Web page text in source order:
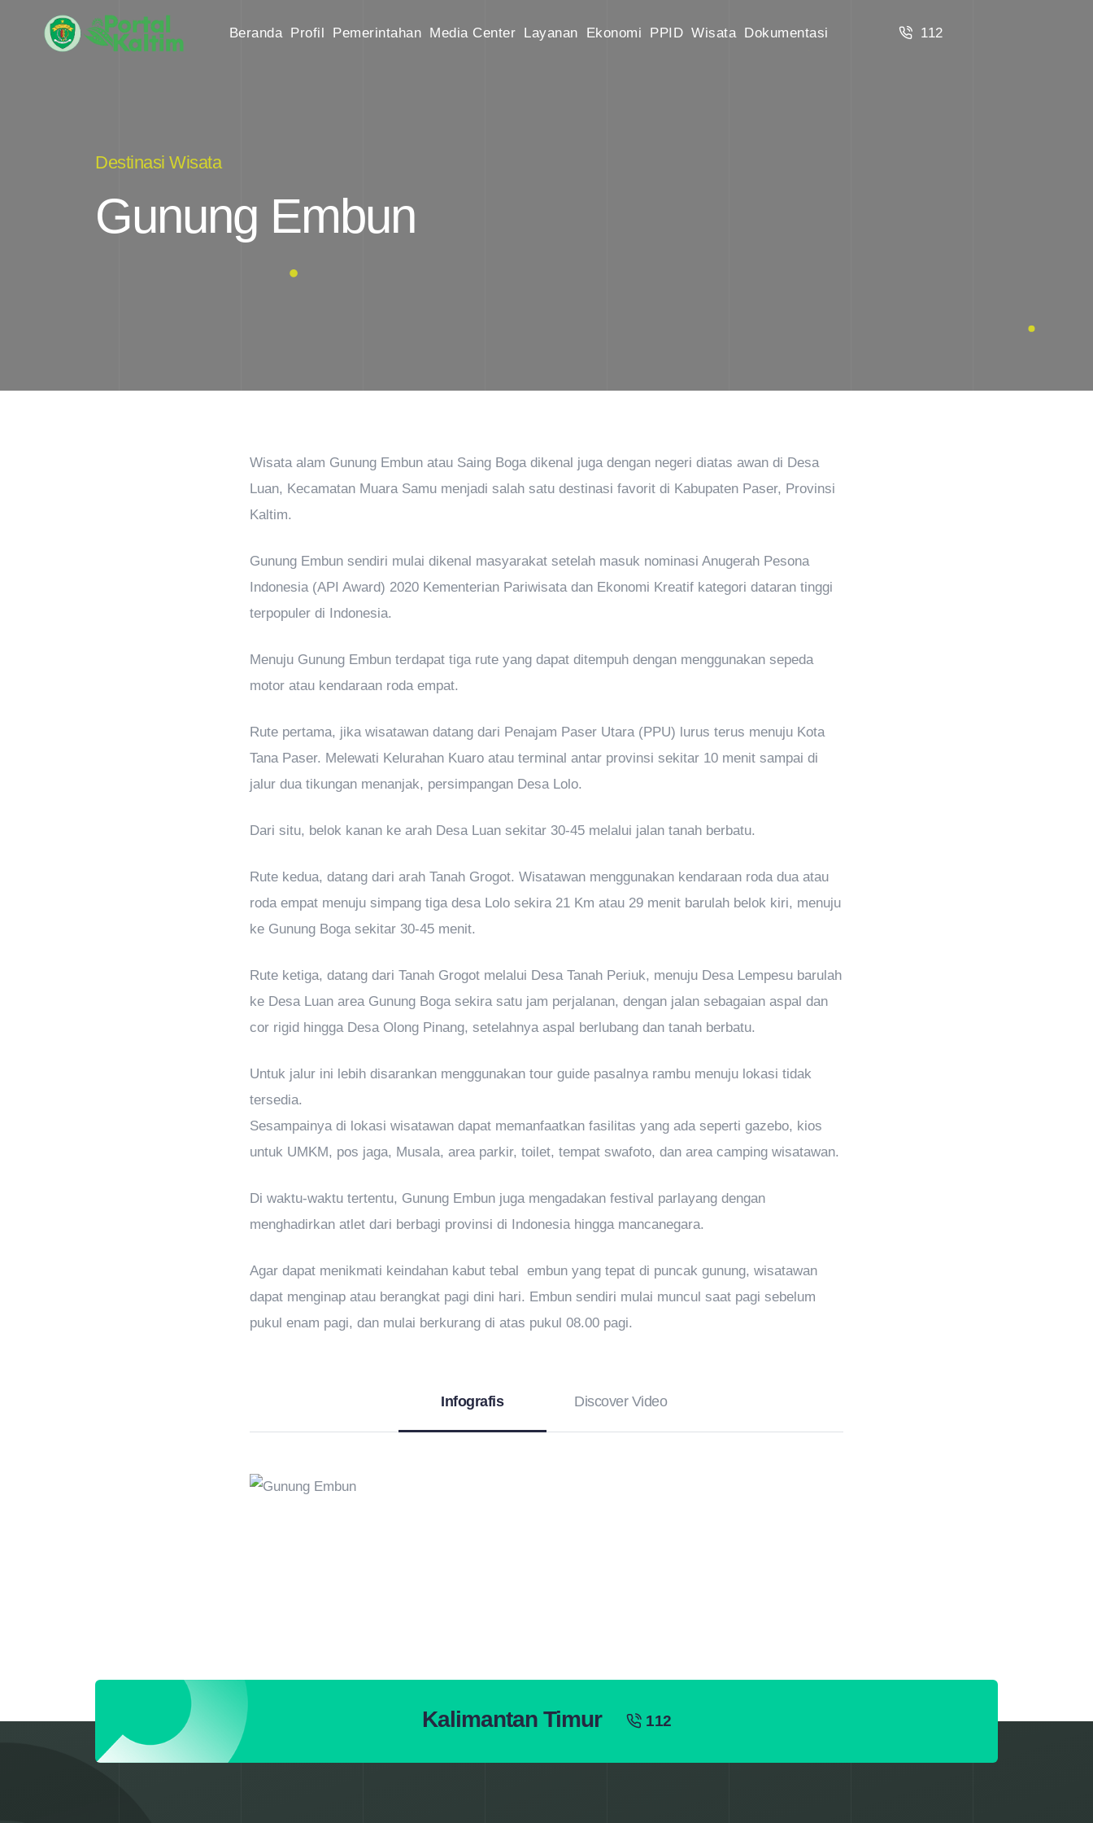
Beranda Profil Pemerintahan Media Center Layanan Ekonomi PPID Wisata Dokumentasi 112
Destinasi Wisata
Gunung Embun
Wisata alam Gunung Embun atau Saing Boga dikenal juga dengan negeri diatas awan di Desa
Luan, Kecamatan Muara Samu menjadi salah satu destinasi favorit di Kabupaten Paser, Provinsi
Kaltim.
Gunung Embun sendiri mulai dikenal masyarakat setelah masuk nominasi Anugerah Pesona
Indonesia (API Award) 2020 Kementerian Pariwisata dan Ekonomi Kreatif kategori dataran tinggi
terpopuler di Indonesia.
Menuju Gunung Embun terdapat tiga rute yang dapat ditempuh dengan menggunakan sepeda
motor atau kendaraan roda empat.
Rute pertama, jika wisatawan datang dari Penajam Paser Utara (PPU) lurus terus menuju Kota
Tana Paser. Melewati Kelurahan Kuaro atau terminal antar provinsi sekitar 10 menit sampai di
jalur dua tikungan menanjak, persimpangan Desa Lolo.
Dari situ, belok kanan ke arah Desa Luan sekitar 30-45 melalui jalan tanah berbatu.
Rute kedua, datang dari arah Tanah Grogot. Wisatawan menggunakan kendaraan roda dua atau
roda empat menuju simpang tiga desa Lolo sekira 21 Km atau 29 menit barulah belok kiri, menuju
ke Gunung Boga sekitar 30-45 menit.
Rute ketiga, datang dari Tanah Grogot melalui Desa Tanah Periuk, menuju Desa Lempesu barulah
ke Desa Luan area Gunung Boga sekira satu jam perjalanan, dengan jalan sebagaian aspal dan
cor rigid hingga Desa Olong Pinang, setelahnya aspal berlubang dan tanah berbatu.
Untuk jalur ini lebih disarankan menggunakan tour guide pasalnya rambu menuju lokasi tidak
tersedia.
Sesampainya di lokasi wisatawan dapat memanfaatkan fasilitas yang ada seperti gazebo, kios
untuk UMKM, pos jaga, Musala, area parkir, toilet, tempat swafoto, dan area camping wisatawan.
Di waktu-waktu tertentu, Gunung Embun juga mengadakan festival parlayang dengan
menghadirkan atlet dari berbagi provinsi di Indonesia hingga mancanegara.
Agar dapat menikmati keindahan kabut tebal embun yang tepat di puncak gunung, wisatawan
dapat menginap atau berangkat pagi dini hari. Embun sendiri mulai muncul saat pagi sebelum
pukul enam pagi, dan mulai berkurang di atas pukul 08.00 pagi.
Infografis Discover Video
Kalimantan Timur 112